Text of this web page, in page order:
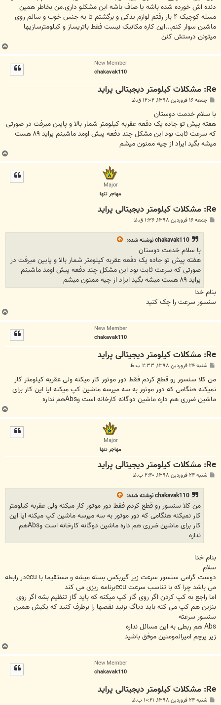
دنده اش خورده شده باشه یا صاف باشه این مشکلو داری.من بخاطر همین
مسله کوچیک ۴ بار رفتم لوازم یدکی و برگشتم تا یه جنس خوب و سالم روی
ماشین سوار کنم...این کاره مکانیک نیست فقط باتریساز و کیلومترسازیها
میتونن درستش کنن
New Member
chakavak110
Re: مشکلات کیلومتر دیجیتالی پراید
ت
جمعه ۱۶ فروردین ۱۳۹۸, ۱۲:۰۲ ق.ظ
با سلام خدمت دوستان
هفته پیش تو جاده یک دفعه عقربه کیلومتر شمار بالا و پایین میرفت در صورتی
که سرعت ثابت بود این مشکل چند دفعه پیش اومد ماشینم پراید ۸۹ هست
میشه بگید ایراد از چیه ممنون میشم
Major
مهاجر تنها
Re: مشکلات کیلومتر دیجیتالی پراید
جمعه ۱۶ فروردین ۱۳۹۸, ۱:۳۶ ق.ظ
chakavak110نوشته شده:
با سلام خدمت دوستان
هفته پیش تو جاده یک دفعه عقربه کیلومتر شمار بالا و پایین میرفت در
صورتی که سرعت ثابت بود این مشکل چند دفعه پیش اومد ماشینم
پراید ۸۹ هست میشه بگید ایراد از چیه ممنون میشم
بنام خدا
سنسور سرعت را چک کنید
New Member
chakavak110
Re: مشکلات کیلومتر دیجیتالی پراید
ت
شنبه ۲۴ فروردین ۱۳۹۸, ۲:۳۳ ب.ظ
من کلا سنسور رو قطع کردم فقط دور موتور کار میکنه ولی عقربه کیلومتر کار
نمیکنه هنگامی که دور موتور به سه میرسه ماشین کپ میکنه ایا این کار برای
ماشین ضرری هم داره ماشین دوگانه کارخانه است وAbsهم نداره
Major
مهاجر تنها
Re: مشکلات کیلومتر دیجیتالی پراید
شنبه ۲۴ فروردین ۱۳۹۸, ۲:۴۰ ب.ظ
chakavak110نوشته شده:
من کلا سنسور رو قطع کردم فقط دور موتور کار میکنه ولی عقربه کیلومتر
کار نمیکنه هنگامی که دور موتور به سه میرسه ماشین کپ میکنه ایا این
کار برای ماشین ضرری هم داره ماشین دوگانه کارخانه است وAbsهم
نداره
بنام خدا
سلام
دوست گرامی سنسور سرعت زیر گیربکس بسته میشه و مستقیما با ecuدر رابطه
می باشد چرا که با تناسب سرعت ecuبرنامه ریزی می کند
اما راجع به کپ کردن اگر روی گاز کپ میکنه که باید گاز تنظیم بشه اگر روی
بنزین هم کپ می کنه باید دیاگ بزنید نقصها را برطرف کنید که یکیش همین
سنسور سرعته
Abs هم ربطی به این مسائل نداره
زیر پرچم امیرالمومنین موفق باشید
New Member
chakavak110
Re: مشکلات کیلومتر دیجیتالی پراید
شنبه ۲۴ فروردین ۱۳۹۸, ۱۰:۲۱ ب.ظ